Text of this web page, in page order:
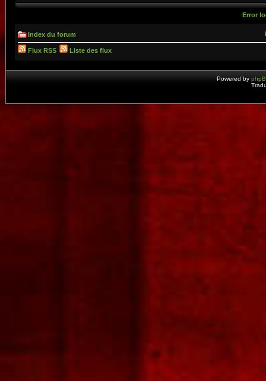
Error
Index du forum
Flux RSS Liste des flux
Powered by